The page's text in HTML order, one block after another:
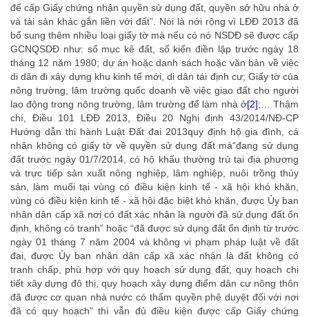
để cấp Giấy chứng nhận quyền sử dụng đất, quyền sở hữu nhà ở
và tài sản khác gắn liền với đất”. Nói là nới rộng vì LĐĐ 2013 đã
bổ sung thêm nhiều loại giấy tờ mà nếu có nó NSDĐ sẽ được cấp
GCNQSDĐ như: sổ mục kê đất, sổ kiến điền lập trước ngày 18
tháng 12 năm 1980; dự án hoặc danh sách hoặc văn bản về việc
di dân đi xây dựng khu kinh tế mới, di dân tái định cư; Giấy tờ của
nông trường, lâm trường quốc doanh về việc giao đất cho người
lao động trong nông trường, lâm trường để làm nhà ở[2];… Thậm
chí, Điều 101 LĐĐ 2013, Điều 20 Nghị định 43/2014/NĐ-CP
Hướng dẫn thi hành Luật Đất đai 2013quy định hộ gia đình, cá
nhân không có giấy tờ về quyền sử dụng đất mà“đang sử dụng
đất trước ngày 01/7/2014, có hộ khẩu thường trú tại địa phương
và trực tiếp sản xuất nông nghiệp, lâm nghiệp, nuôi trồng thủy
sản, làm muối tại vùng có điều kiện kinh tế - xã hội khó khăn,
vùng có điều kiện kinh tế - xã hội đặc biệt khó khăn, được Ủy ban
nhân dân cấp xã nơi có đất xác nhận là người đã sử dụng đất ổn
định, không có tranh” hoặc “đã được sử dụng đất ổn định từ trước
ngày 01 tháng 7 năm 2004 và không vi phạm pháp luật về đất
đai, được Ủy ban nhân dân cấp xã xác nhận là đất không có
tranh chấp, phù hợp với quy hoạch sử dụng đất, quy hoạch chi
tiết xây dựng đô thị, quy hoạch xây dựng điểm dân cư nông thôn
đã được cơ quan nhà nước có thẩm quyền phê duyệt đối với nơi
đã có quy hoạch”thì vẫn đủ điều kiện được cấp Giấy chứng